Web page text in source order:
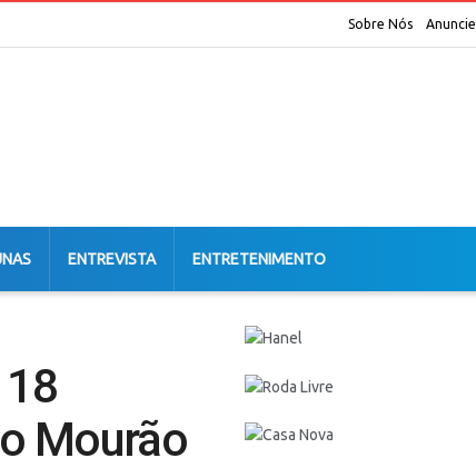
Sobre Nós Anuncie
ENTREVISTA ENTRETENIMENTO
Mourão